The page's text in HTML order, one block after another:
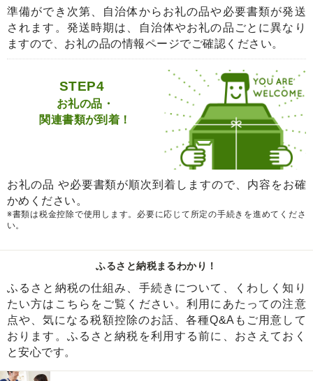
準備ができ次第、自治体からお礼の品や必要書類が発送
されます。発送時期は、自治体やお礼の品ごとに異なり
ますので、お礼の品の情報ページでご確認ください。
STEP4
お礼の品・
関連書類が到着！
お礼の品 や必要書類が順次到着しますので、内容をお確
かめください。
※書類は税金控除で使用します。必要に応じて所定の手続きを進めてくださ
い。
ふるさと納税まるわかり！
ふるさと納税の仕組み、手続きについて、くわしく知り
たい方はこちらをご覧ください。利用にあたっての注意
点や、気になる税額控除のお話、各種Q&Aもご用意して
おります。ふるさと納税を利用する前に、おさえておく
と安心です。